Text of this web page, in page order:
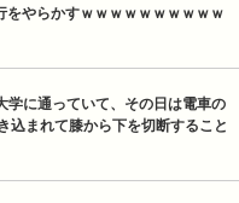
をやらかすｗｗｗｗｗｗｗｗｗｗ
学に通っていて、その日は電車の
込まれて膝から下を切断すること